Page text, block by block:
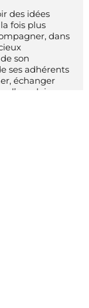
des idées
fois plus
dans
son
ses adhérents
échanger
l’emploi.